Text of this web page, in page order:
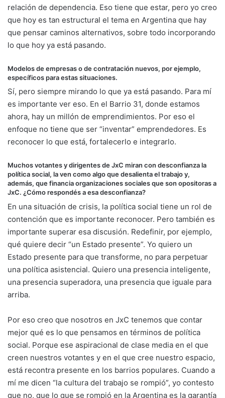
relación de dependencia. Eso tiene que estar, pero yo creo
que hoy es tan estructural el tema en Argentina que hay
que pensar caminos alternativos, sobre todo incorporando
lo que hoy ya está pasando.
Modelos de empresas o de contratación nuevos, por ejemplo,
específicos para estas situaciones.
Sí, pero siempre mirando lo que ya está pasando. Para mí
es importante ver eso. En el Barrio 31, donde estamos
ahora, hay un millón de emprendimientos. Por eso el
enfoque no tiene que ser “inventar” emprendedores. Es
reconocer lo que está, fortalecerlo e integrarlo.
Muchos votantes y dirigentes de JxC miran con desconfianza la
política social, la ven como algo que desalienta el trabajo y,
además, que financia organizaciones sociales que son opositoras a
JxC. ¿Cómo respondés a esa desconfianza?
En una situación de crisis, la política social tiene un rol de
contención que es importante reconocer. Pero también es
importante superar esa discusión. Redefinir, por ejemplo,
qué quiere decir “un Estado presente”. Yo quiero un
Estado presente para que transforme, no para perpetuar
una política asistencial. Quiero una presencia inteligente,
una presencia superadora, una presencia que iguale para
arriba.
Por eso creo que nosotros en JxC tenemos que contar
mejor qué es lo que pensamos en términos de política
social. Porque ese aspiracional de clase media en el que
creen nuestros votantes y en el que cree nuestro espacio,
está recontra presente en los barrios populares. Cuando a
mí me dicen “la cultura del trabajo se rompió”, yo contesto
que no, que lo que se rompió en la Argentina es la garantía